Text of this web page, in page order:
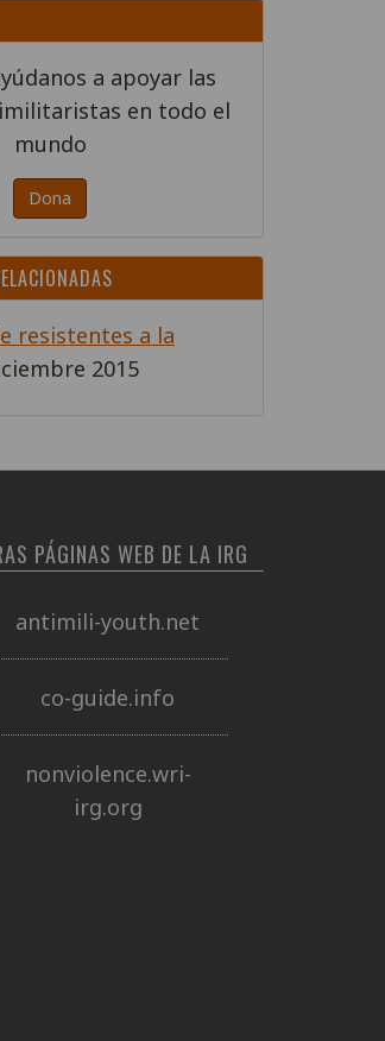
a apoyar las
en todo el
mundo
Dona
resistentes a la
2015
PÁGINAS WEB DE LA IRG
antimili-youth.net
co-guide.info
nonviolence.wri-
irg.org